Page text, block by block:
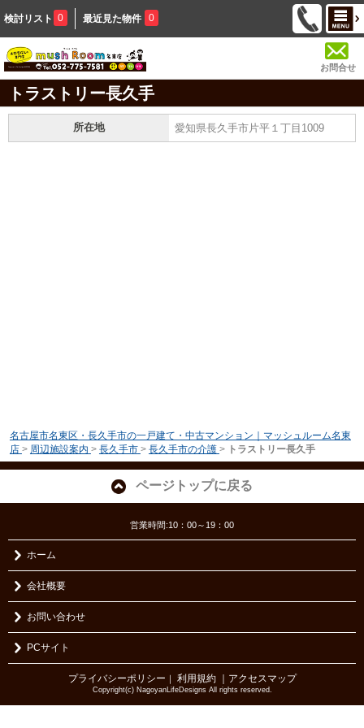
検討リスト 0 最近見た物件 0
お問合せ
トラストリー長久手
所在地 愛知県長久手市片平１丁目1009
名古屋市名東区・長久手市の一戸建て・中古マンション｜マッシュルーム名東
店 > 周辺施設案内 > 長久手市 > 長久手市の介護 > トラストリー長久手
ページトップに戻る
営業時間:10：00～19：00
ホーム
会社概要
お問い合わせ
PCサイト
プライバシーポリシー ｜ 利用規約 ｜アクセスマップ
Copyright(c) NagoyanLifeDesigns All rights reserved.